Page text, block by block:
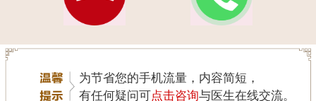
为节省您的手机流量，内容简短，
有任何疑问可点击咨询与医生在线交流。